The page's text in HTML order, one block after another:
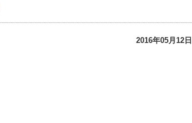
2016年05月12日